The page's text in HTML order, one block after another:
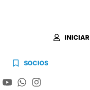
SOCIOS
INICIAR